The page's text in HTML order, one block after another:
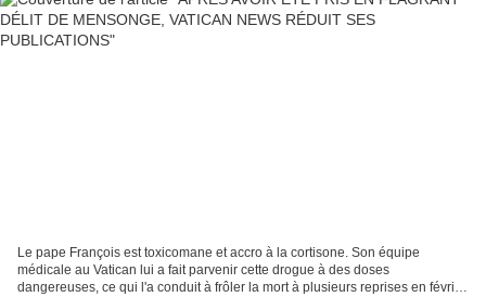
Le pape François est toxicomane et accro à la cortisone. Son équipe
médicale au Vatican lui a fait parvenir cette drogue à des doses
dangereuses, ce qui l'a conduit à frôler la mort à plusieurs reprises en février.